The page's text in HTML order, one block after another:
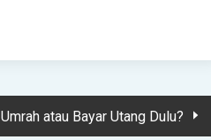
Umrah atau Bayar Utang Dulu?